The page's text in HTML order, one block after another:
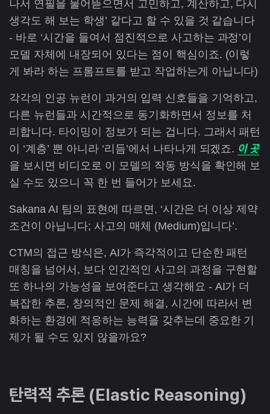
나서 연필을 물어뜯으면서 고민하고, 계산하고, 다시
생각도 해 보는 학생’ 같다고 할 수 있을 것 같습니다
- 바로 ‘시간을 들여서 점진적으로 사고하는 과정’이
모델 자체에 내장되어 있다는 점이 핵심이죠. (이렇
게 봐라 하는 프롬프트를 받고 작업하는게 아닙니다)
각각의 인공 뉴런이 과거의 입력 신호들을 기억하고,
다른 뉴런들과 시간적으로 동기화하면서 정보를 처
리합니다. 타이밍이 정보가 되는 겁니다. 그래서 패턴
이 ‘계층’ 뿐 아니라 ‘리듬’에서 나타나게 되겠죠. 이 곳
을 보시면 비디오로 이 모델의 작동 방식을 확인해 보
실 수도 있으니 꼭 한 번 들어가 보세요.
Sakana AI 팀의 표현에 따르면, ‘시간은 더 이상 제약
조건이 아닙니다; 사고의 매체 (Medium)입니다’.
CTM의 접근 방식은, AI가 즉각적이고 단순한 패턴
매칭을 넘어서, 보다 인간적인 사고의 과정을 구현할
또 하나의 가능성을 보여준다고 생각해요 - AI가 더
복잡한 추론, 창의적인 문제 해결, 시간에 따라서 변
화하는 환경에 적응하는 능력을 갖추는데 중요한 기
제가 될 수도 있지 않을까요?
탄력적 추론 (Elastic Reasoning)